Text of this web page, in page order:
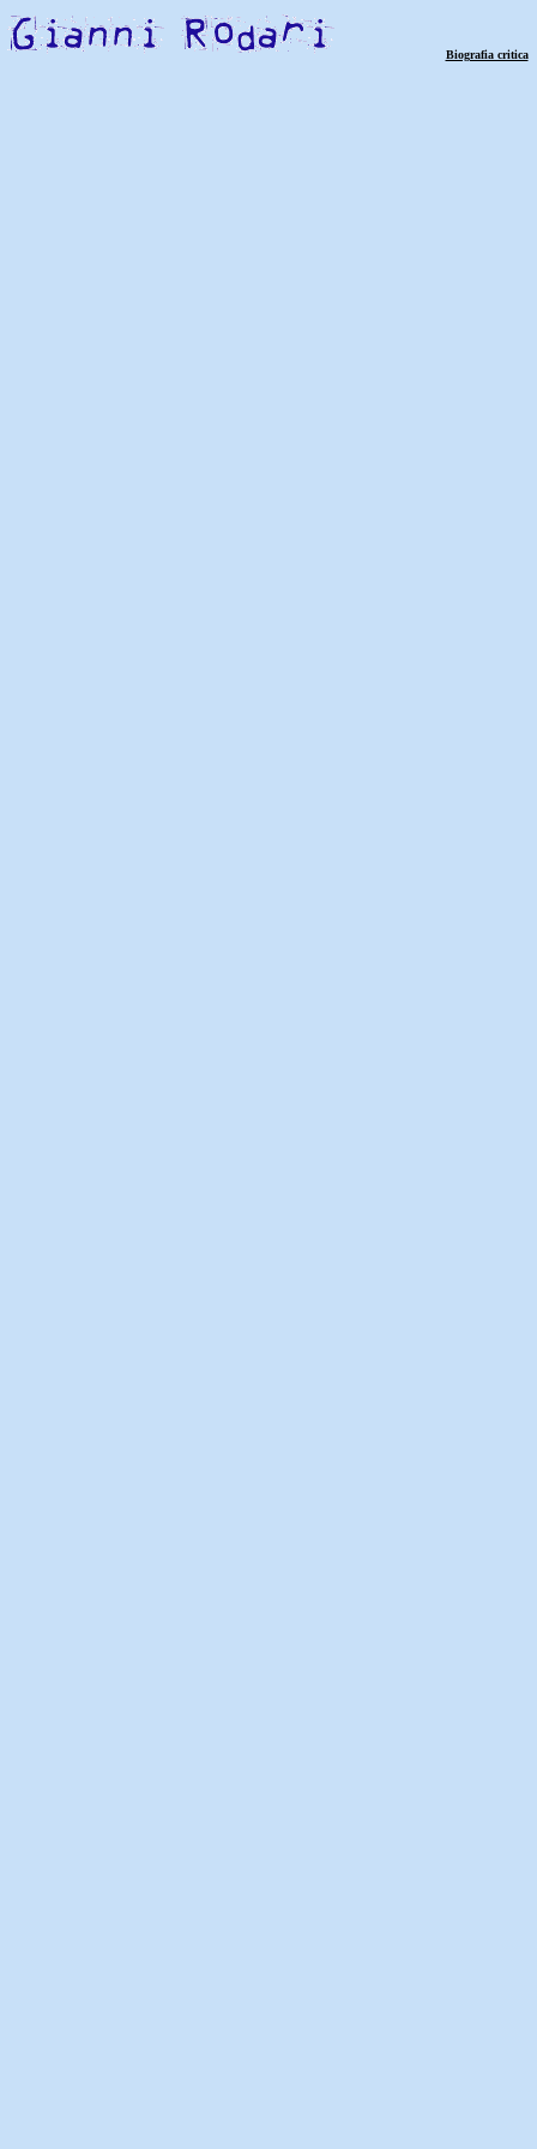
Biografia critica